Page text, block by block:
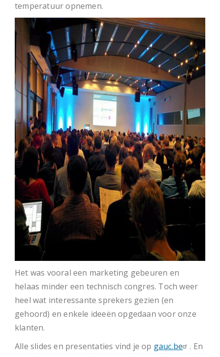
temperatuur opnemen.
Het was vooral een marketing gebeuren en
helaas minder een technisch congres. Toch weer
heel wat interessante sprekers gezien (en
gehoord) en enkele ideeën opgedaan voor onze
klanten.
Alle slides en presentaties vind je op gauc.be
. En